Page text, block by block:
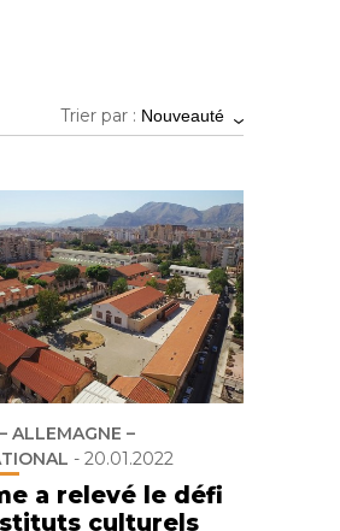
Trier par : Nouveauté
ALLEMAGNE –
- 20.01.2022
a relevé le défi
culturels